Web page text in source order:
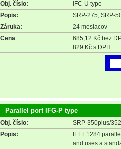
Obj. číslo:
IFC-U type
Popis:
SRP-275, SRP-
Záruka:
24 mesiacov
Cena
685,12 Kč bez
829 Kč s DPH
Parallel port IFG-P type
Obj. číslo:
SRP-350plus/
Popis:
IEEE1284
and uses a